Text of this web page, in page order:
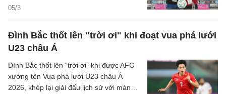
05/3
bằng khen sau năm 2025 thành công của
Đình Bắc thốt lên "trời ơi" khi đoạt vua phá lưới
U23 châu Á
Đình Bắc thốt lên “trời ơi” khi được AFC
xướng tên Vua phá lưới U23 châu Á
2026, khép lại giải đấu lịch sử với màn